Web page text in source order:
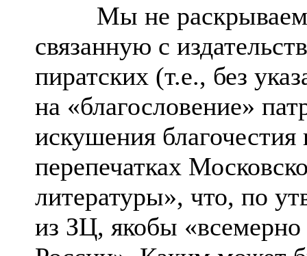
Мы не раскрываем в
связанную с
пиратских (т.е., без
на «благословение»
искушения
перепечатках
литературы», что, по
из ЗЦ, якобы